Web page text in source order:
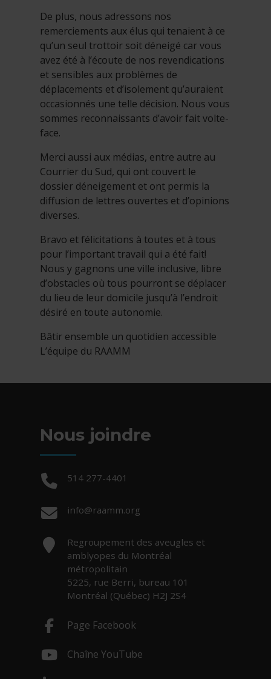
De plus, nous adressons nos
remerciements aux élus qui tenaient à ce
qu’un seul trottoir soit déneigé car vous
avez été à l’écoute de nos revendications
et sensibles aux problèmes de
déplacements et d’isolement qu’auraient
occasionnés une telle décision. Nous vous
sommes reconnaissants d’avoir fait volte-
face.
Merci aussi aux médias, entre autre au
Courrier du Sud, qui ont couvert le
dossier déneigement et ont permis la
diffusion de lettres ouvertes et d’opinions
diverses.
Bravo et félicitations à toutes et à tous
pour l’important travail qui a été fait!
Nous y gagnons une ville inclusive, libre
d’obstacles où tous pourront se déplacer
du lieu de leur domicile jusqu’à l’endroit
désiré en toute autonomie.
Bâtir ensemble un quotidien accessible
L’équipe du RAAMM
Nous joindre
Téléphone :
514 277-4401
Courriel :
info@raamm.org
Adresse :
Regroupement des aveugles et
amblyopes du Montréal
métropolitain
5225, rue Berri, bureau 101
Montréal (Québec) H2J 2S4
Page Facebook
Chaîne YouTube